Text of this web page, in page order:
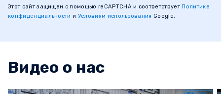
Этот сайт защищен с помощью reCAPTCHA и соответствует Политике
конфиденциальности и Условиям использования Google.
Видео о нас